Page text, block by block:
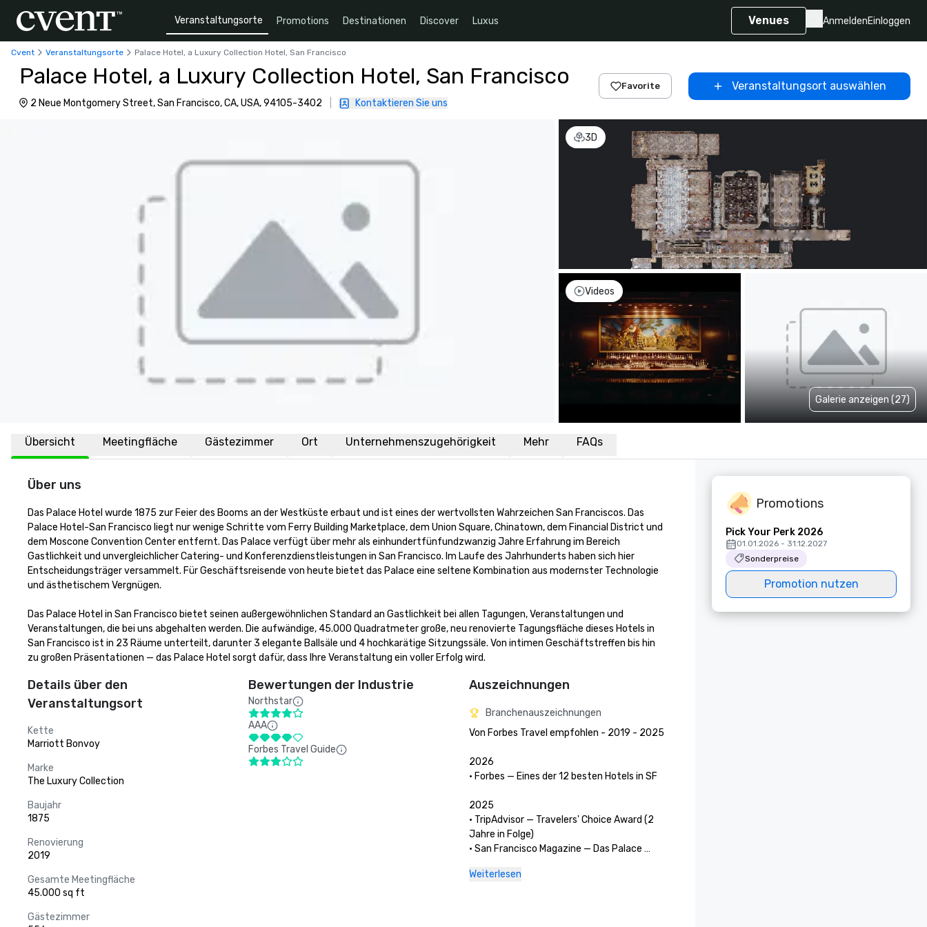
Veranstaltungsorte Promotions Destinationen Discover Luxus Venues AnmeldenEinloggen
Cvent Veranstaltungsorte Palace Hotel, a Luxury Collection Hotel, San Francisco
Palace Hotel, a Luxury Collection Hotel, San Francisco
2 Neue Montgomery Street, San Francisco, CA, USA, 94105-3402 Kontaktieren Sie uns
Favorite Veranstaltungsort auswählen
3D
Videos
Galerie anzeigen (27)
Übersicht Meetingfläche Gästezimmer Ort Unternehmenszugehörigkeit Mehr FAQs
Über uns
Das Palace Hotel wurde 1875 zur Feier des Booms an der Westküste erbaut und ist eines der wertvollsten Wahrzeichen San Franciscos. Das
Palace Hotel-San Francisco liegt nur wenige Schritte vom Ferry Building Marketplace, dem Union Square, Chinatown, dem Financial District und
dem Moscone Convention Center entfernt. Das Palace verfügt über mehr als einhundertfünfundzwanzig Jahre Erfahrung im Bereich
Gastlichkeit und unvergleichlicher Catering- und Konferenzdienstleistungen in San Francisco. Im Laufe des Jahrhunderts haben sich hier
Entscheidungsträger versammelt. Für Geschäftsreisende von heute bietet das Palace eine seltene Kombination aus modernster Technologie
und ästhetischem Vergnügen.
Das Palace Hotel in San Francisco bietet seinen außergewöhnlichen Standard an Gastlichkeit bei allen Tagungen, Veranstaltungen und
Veranstaltungen, die bei uns abgehalten werden. Die aufwändige, 45.000 Quadratmeter große, neu renovierte Tagungsfläche dieses Hotels in
San Francisco ist in 23 Räume unterteilt, darunter 3 elegante Ballsäle und 4 hochkarätige Sitzungssäle. Von intimen Geschäftstreffen bis hin
zu großen Präsentationen — das Palace Hotel sorgt dafür, dass Ihre Veranstaltung ein voller Erfolg wird.
Details über den
Veranstaltungsort
Kette
Marriott Bonvoy
Marke
The Luxury Collection
Baujahr
1875
Renovierung
2019
Gesamte Meetingfläche
45.000 sq ft
Gästezimmer
Bewertungen der Industrie
Northstar
AAA
Forbes Travel Guide
Auszeichnungen
Branchenauszeichnungen
Von Forbes Travel empfohlen - 2019 - 2025
2026
• Forbes — Eines der 12 besten Hotels in SF
2025
• TripAdvisor — Travelers' Choice Award (2
Jahre in Folge)
• San Francisco Magazine — Das Palace
bester Hotelbrunch & Veranstaltungsort
Weiterlesen
Promotions
Pick Your Perk 2026
01.01.2026 - 31.12.2027
Sonderpreise
Promotion nutzen